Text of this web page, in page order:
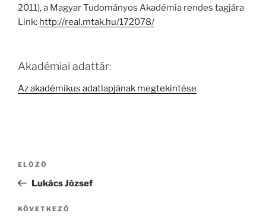
2011), a Magyar Tudományos Akadémia rendes tagjára
Link: http://real.mtak.hu/172078/
Akadémiai adattár:
Az akadémikus adatlapjának megtekintése
Bejegyzés
Korábbi
bejegyzés
ELŐZŐ
Lukács József
Következő
KÖVETKEZŐ